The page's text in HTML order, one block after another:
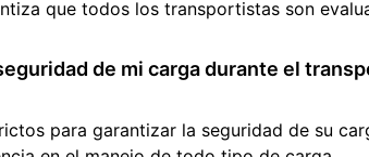
que todos los transportistas son
de mi carga durante el
para garantizar la seguridad de su